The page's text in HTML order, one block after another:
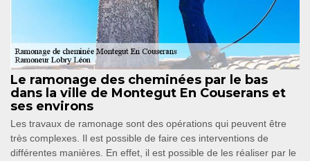
Le ramonage des cheminées par le bas
dans la ville de Montegut En Couserans et
ses environs
Les travaux de ramonage sont des opérations qui peuvent être
très complexes. Il est possible de faire ces interventions de
différentes manières. En effet, il est possible de les réaliser par le